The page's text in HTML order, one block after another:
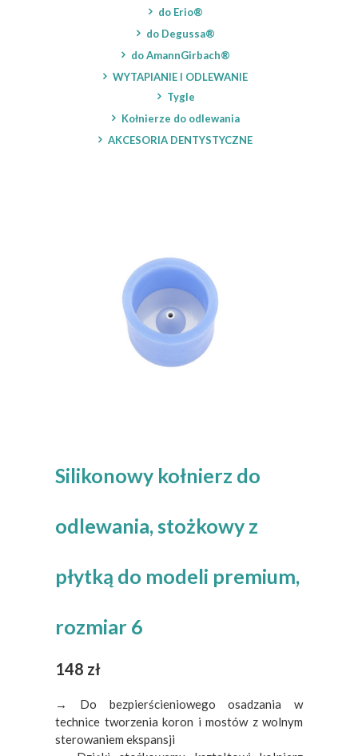
Silikonowy kołnierz do
odlewania, stożkowy z
płytką do modeli premium,
rozmiar 6
148 zł
→ Do bezpierścieniowego osadzania w
technice tworzenia koron i mostów z wolnym
sterowaniem ekspansji
do Erio®
do Degussa®
do AmannGirbach®
WYTAPIANIE I ODLEWANIE
Tygle
Kołnierze do odlewania
AKCESORIA DENTYSTYCZNE